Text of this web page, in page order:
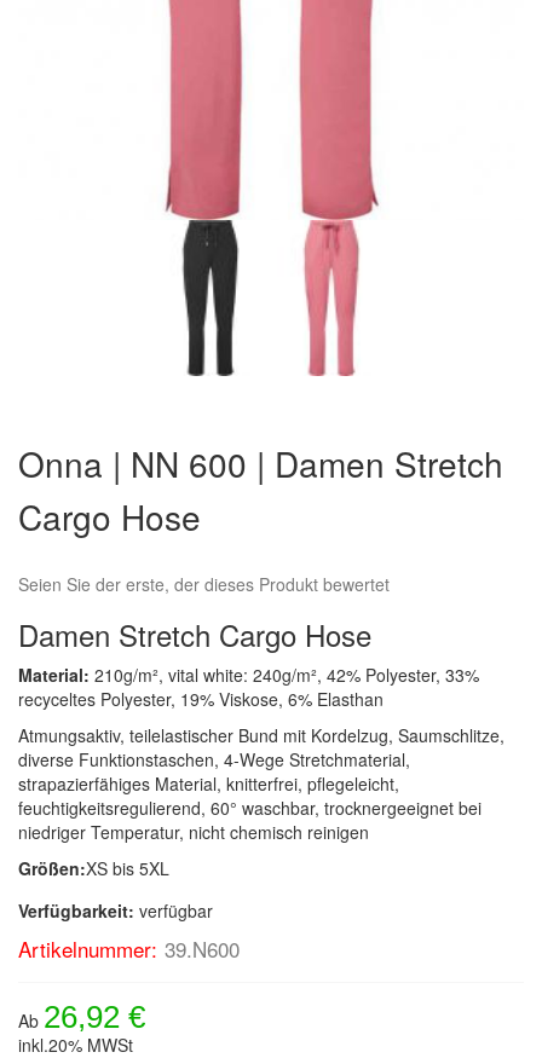
der
Bildergalerie
springen
Onna | NN 600 | Damen Stretch
Cargo Hose
Seien Sie der erste, der dieses Produkt bewertet
Damen Stretch Cargo Hose
Material: 210g/m², vital white: 240g/m², 42% Polyester, 33%
recyceltes Polyester, 19% Viskose, 6% Elasthan
Atmungsaktiv, teilelastischer Bund mit Kordelzug, Saumschlitze,
diverse Funktionstaschen, 4-Wege Stretchmaterial,
strapazierfähiges Material, knitterfrei, pflegeleicht,
feuchtigkeitsregulierend, 60° waschbar, trocknergeeignet bei
niedriger Temperatur, nicht chemisch reinigen
Größen:XS bis 5XL
Verfügbarkeit: verfügbar
Artikelnummer: 39.N600
Ab 26,92 €
inkl.20% MWSt